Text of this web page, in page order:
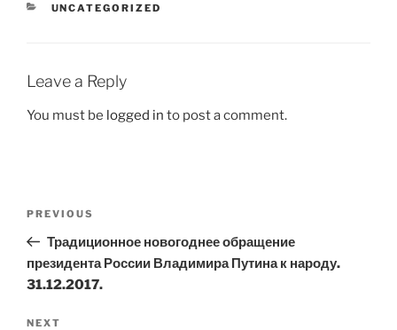
CATEGORIES
UNCATEGORIZED
Leave a Reply
You must be logged in to post a comment.
Previous
Post
PREVIOUS
Традиционное новогоднее обращение
президента России Владимира Путина к народу.
31.12.2017.
Next
NEXT